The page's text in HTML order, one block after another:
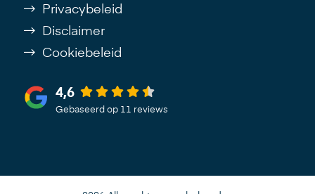
Privacybeleid
Disclaimer
Cookiebeleid
4,6
Gebaseerd op 11 reviews